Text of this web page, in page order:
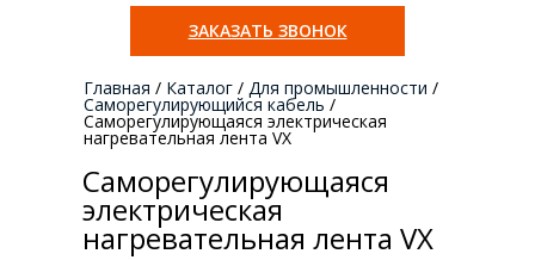
ЗАКАЗАТЬ ЗВОНОК
Главная / Каталог / Для промышленности /
Саморегулирующийся кабель /
Саморегулирующаяся электрическая
нагревательная лента VX
Саморегулирующаяся
электрическая
нагревательная лента VX